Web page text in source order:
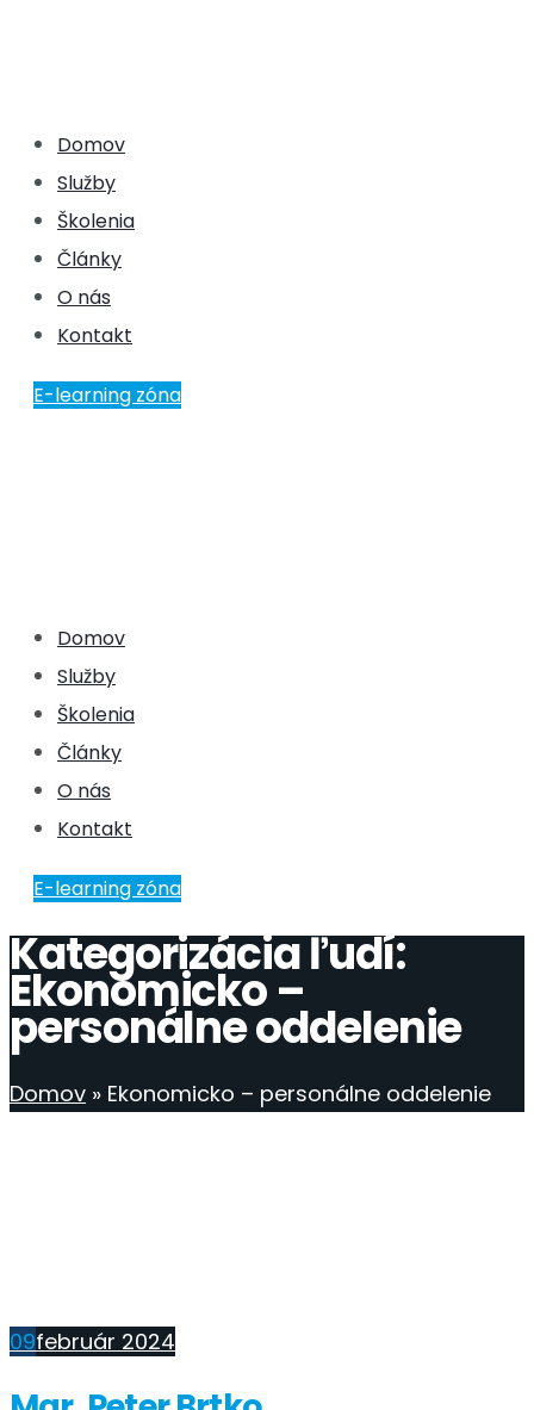
Domov
Služby
Školenia
Články
O nás
Kontakt
E-learning zóna
Domov
Služby
Školenia
Články
O nás
Kontakt
E-learning zóna
Kategorizácia ľudí:
Ekonomicko –
personálne oddelenie
Domov » Ekonomicko – personálne oddelenie
09február 2024